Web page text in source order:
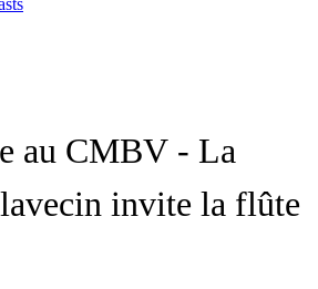
au CMBV - La
invite la flûte